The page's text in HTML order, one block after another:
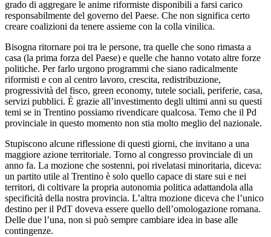
grado di aggregare le anime riformiste disponibili a farsi carico
responsabilmente del governo del Paese. Che non significa certo
creare coalizioni da tenere assieme con la colla vinilica.
Bisogna ritornare poi tra le persone, tra quelle che sono rimasta a
casa (la prima forza del Paese) e quelle che hanno votato altre forze
politiche. Per farlo urgono programmi che siano radicalmente
riformisti e con al centro lavoro, crescita, redistribuzione,
progressività del fisco, green economy, tutele sociali, periferie, casa,
servizi pubblici. È grazie all’investimento degli ultimi anni su questi
temi se in Trentino possiamo rivendicare qualcosa. Temo che il Pd
provinciale in questo momento non stia molto meglio del nazionale.
Stupiscono alcune riflessione di questi giorni, che invitano a una
maggiore azione territoriale. Torno al congresso provinciale di un
anno fa. La mozione che sostenni, poi rivelatasi minoritaria, diceva:
un partito utile al Trentino è solo quello capace di stare sui e nei
territori, di coltivare la propria autonomia politica adattandola alla
specificità della nostra provincia. L’altra mozione diceva che l’unico
destino per il PdT doveva essere quello dell’omologazione romana.
Delle due l’una, non si può sempre cambiare idea in base alle
contingenze.